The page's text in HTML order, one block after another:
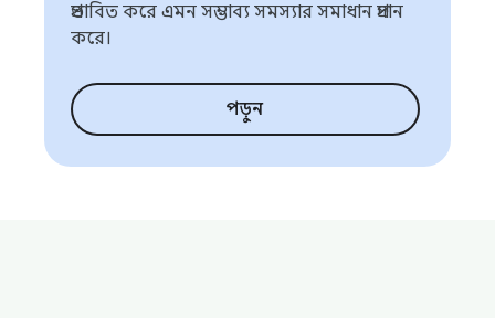
প্রভাবিত করে এমন সম্ভাব্য সমস্যার সমাধান প্রদান
করে।
পড়ুন